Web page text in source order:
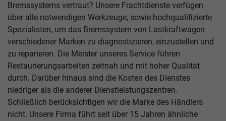
Bremssystems vertraut? Unsere Frachtdienste verfügen
über alle notwendigen Werkzeuge, sowie hochqualifizierte
Spezialisten, um das Bremssystem von Lastkraftwagen
verschiedener Marken zu diagnostizieren, einzustellen und
zu reparieren. Die Meister unseres Service führen
Restaurierungsarbeiten zeitnah und mit hoher Qualität
durch. Darüber hinaus sind die Kosten des Dienstes
niedriger als die anderer Dienstleistungszentren.
Schließlich berücksichtigen wir die Marke des Händlers
nicht. Unsere Firma führt seit über 15 Jahren ähnliche